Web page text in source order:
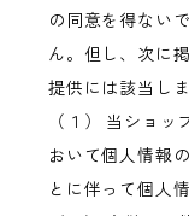
の同意を得ない
ん。但し、次に
提供には該当しま
（１） 当ショ
おいて個人情報
とに伴って個人